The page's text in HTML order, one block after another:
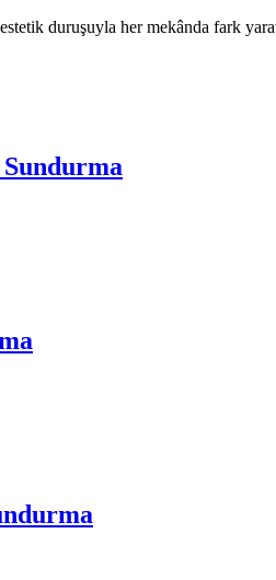
duruşuyla her mekânda fark
Sundurma